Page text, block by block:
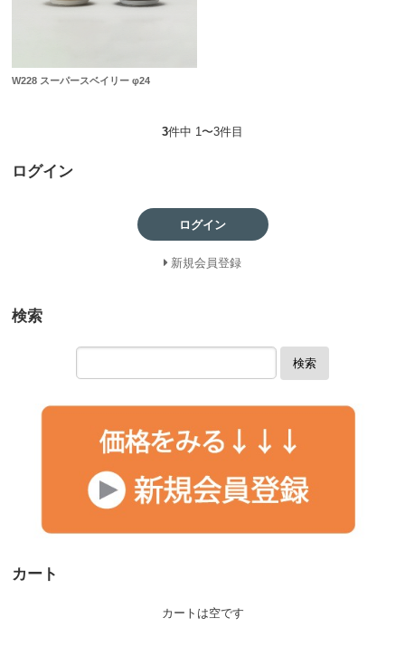
W228 スーパースベイリー φ24
3件中 1〜3件目
ログイン
ログイン
新規会員登録
検索
検索
カート
カートは空です